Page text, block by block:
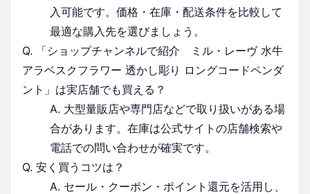
入可能です。価格・在庫・配送条件を比較して
最適な購入先を選びましょう。
Q. 「ショップチャンネルで紹介 ミル・レーヴ 水牛
アラベスクフラワー 透かし彫り ロングコードペンダ
ント」は実店舗でも買える？
A. 大型量販店や専門店などで取り扱いがある場
合があります。在庫は公式サイトの店舗検索や
電話での問い合わせが確実です。
Q. 安く買うコツは？
A. セール・クーポン・ポイント還元を活用し、